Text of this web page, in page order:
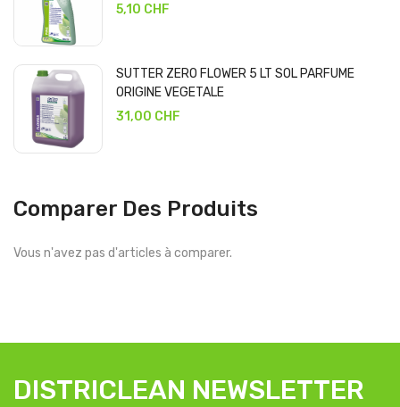
5,10 CHF
SUTTER ZERO FLOWER 5 LT SOL PARFUME
ORIGINE VEGETALE
31,00 CHF
Comparer Des Produits
Vous n'avez pas d'articles à comparer.
DISTRICLEAN NEWSLETTER